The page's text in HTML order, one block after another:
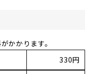
かかります。
330円